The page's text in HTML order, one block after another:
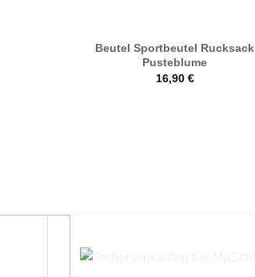
Beutel Sportbeutel Rucksack
Pusteblume
16,90 €